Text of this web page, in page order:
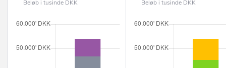
Beløb i tusinde DKK Beløb i tusinde DKK